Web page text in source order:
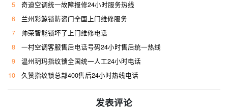
5
奇迪空调统一故障报修24小时服务热线
6
兰州彩鲸锁防盗门全国上门维修服务
7
帅荣智能锁坏了上门维修电话
8
一村空调客服售后电话号码24小时售后统一热线
9
温州玥玛指纹锁全国统一人工24小时电话
10
久赞指纹锁总部400售后24小时热线电话
发表评论